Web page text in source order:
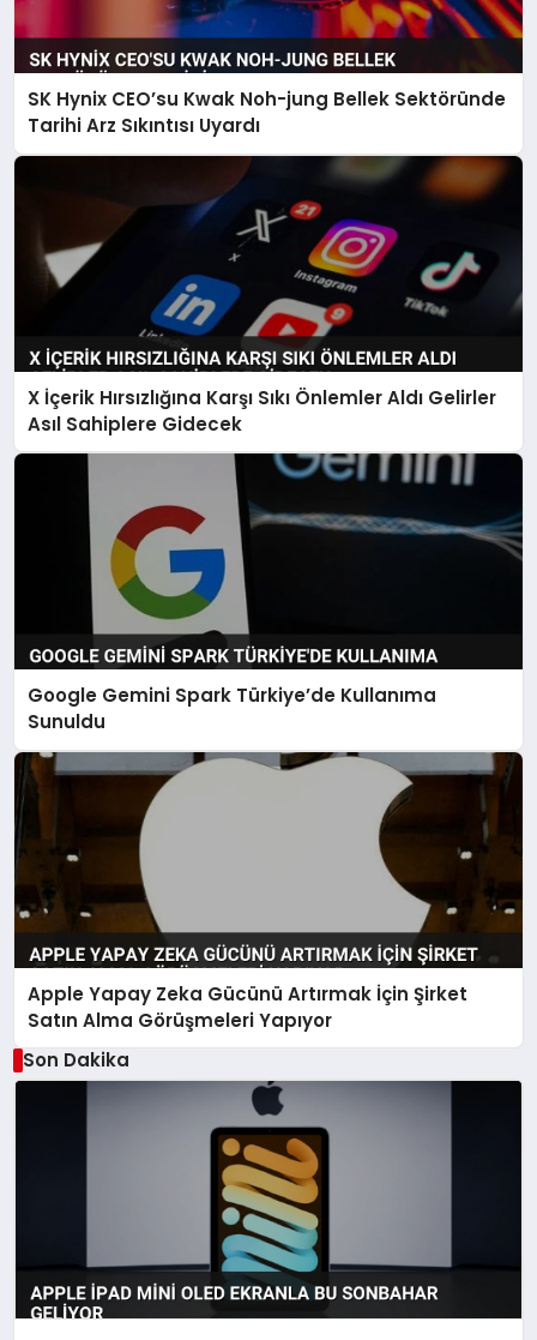
SK Hynix CEO’su Kwak Noh-jung Bellek Sektöründe
Tarihi Arz Sıkıntısı Uyardı
X İçerik Hırsızlığına Karşı Sıkı Önlemler Aldı Gelirler
Asıl Sahiplere Gidecek
Google Gemini Spark Türkiye’de Kullanıma
Sunuldu
Apple Yapay Zeka Gücünü Artırmak İçin Şirket
Satın Alma Görüşmeleri Yapıyor
Son Dakika